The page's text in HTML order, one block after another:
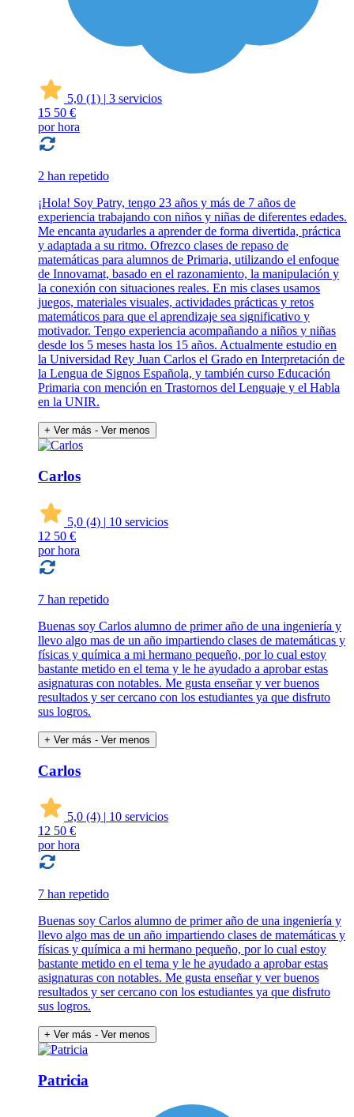
5,0 (1) | 3 servicios
15 50 €
por hora
2 han repetido
¡Hola! Soy Patry, tengo 23 años y más de 7 años de
experiencia trabajando con niños y niñas de diferentes edades.
Me encanta ayudarles a aprender de forma divertida, práctica
y adaptada a su ritmo. Ofrezco clases de repaso de
matemáticas para alumnos de Primaria, utilizando el enfoque
de Innovamat, basado en el razonamiento, la manipulación y
la conexión con situaciones reales. En mis clases usamos
juegos, materiales visuales, actividades prácticas y retos
matemáticos para que el aprendizaje sea significativo y
motivador. Tengo experiencia acompañando a niños y niñas
desde los 5 meses hasta los 15 años. Actualmente estudio en
la Universidad Rey Juan Carlos el Grado en Interpretación de
la Lengua de Signos Española, y también curso Educación
Primaria con mención en Trastornos del Lenguaje y el Habla
en la UNIR.
+ Ver más - Ver menos
Carlos
5,0 (4) | 10 servicios
12 50 €
por hora
7 han repetido
Buenas soy Carlos alumno de primer año de una ingeniería y
llevo algo mas de un año impartiendo clases de matemáticas y
físicas y química a mi hermano pequeño, por lo cual estoy
bastante metido en el tema y le he ayudado a aprobar estas
asignaturas con notables. Me gusta enseñar y ver buenos
resultados y ser cercano con los estudiantes ya que disfruto
sus logros.
+ Ver más - Ver menos
Carlos
5,0 (4) | 10 servicios
12 50 €
por hora
7 han repetido
Buenas soy Carlos alumno de primer año de una ingeniería y
llevo algo mas de un año impartiendo clases de matemáticas y
físicas y química a mi hermano pequeño, por lo cual estoy
bastante metido en el tema y le he ayudado a aprobar estas
asignaturas con notables. Me gusta enseñar y ver buenos
resultados y ser cercano con los estudiantes ya que disfruto
sus logros.
+ Ver más - Ver menos
Patricia